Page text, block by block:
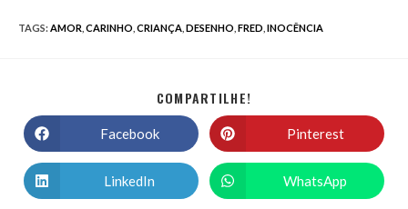
TAGS:AMOR CARINHO CRIANÇA DESENHO FRED INOCÊNCIA
COMPARTILHE!
Facebook Pinterest
LinkedIn WhatsApp